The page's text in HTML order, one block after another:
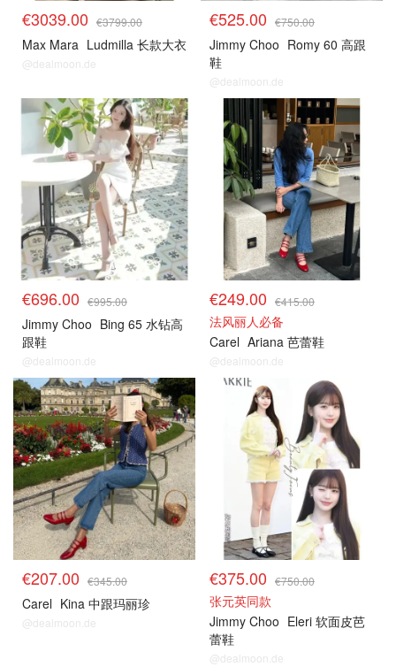
€3039.00 €3799.00
Max Mara Ludmilla 长款大衣
@dealmoon.de
€525.00 €750.00
Jimmy Choo Romy 60 高跟
鞋
@dealmoon.de
€696.00 €995.00
Jimmy Choo Bing 65 水钻高
跟鞋
@dealmoon.de
€249.00 €415.00
法风丽人必备
Carel Ariana 芭蕾鞋
@dealmoon.de
€207.00 €345.00
Carel Kina 中跟玛丽珍
@dealmoon.de
€375.00 €750.00
张元英同款
Jimmy Choo Eleri 软面皮芭
蕾鞋
@dealmoon.de